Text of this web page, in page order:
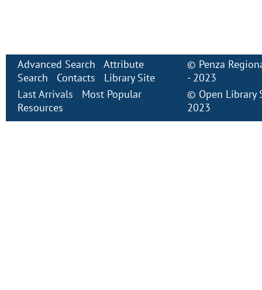
Advanced Search
Attribute
Search
Contacts
Library Site
Last Arrivals
Most Popular
Resources
© Penza
- 2023
© Open Library
2023